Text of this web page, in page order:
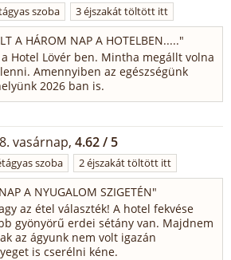
szoba 3 éjszakát töltött itt
A HÁROM NAP A HOTELBEN....."
Hotel Lövér ben. Mintha megállt volna
Amennyiben az egészségünk
2026 ban is.
vasárnap, 4.62 / 5
szoba 2 éjszakát töltött itt
A NYUGALOM SZIGETÉN"
az étel választék! A hotel fekvése
gyönyörű erdei sétány van. Majdnem
az ágyunk nem volt igazán
is cserélni kéne.